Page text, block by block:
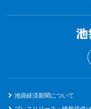
池袋経済新聞について